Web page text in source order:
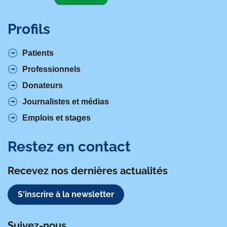
Profils
Patients
Professionnels
Donateurs
Journalistes et médias
Emplois et stages
Restez en contact
Recevez nos dernières actualités
S'inscrire à la newsletter